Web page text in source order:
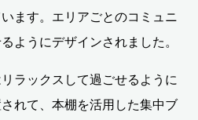
ます。エリアごとのコミュニ
ようにデザインされました。
ラックスして過ごせるように
れて、本棚を活用した集中ブ